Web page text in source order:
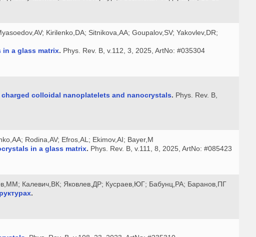
Kirilenko,DA; Sitnikova,AA; Goupalov,SV; Yakovlev,DR;
in a glass matrix. Phys. Rev. B, v.112, 3, 2025, ArtNo: #035304
colloidal nanoplatelets and nanocrystals. Phys. Rev. B,
Rodina,AV; Efros,AL; Ekimov,AI; Bayer,M
in a glass matrix. Phys. Rev. B, v.111, 8, 2025, ArtNo: #085423
Калевич,ВК; Яковлев,ДР; Кусраев,ЮГ; Бабунц,РА; Баранов,ПГ
.